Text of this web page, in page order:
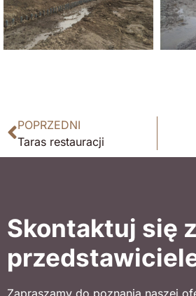
POPRZEDNI
Taras restauracji
Skontaktuj się